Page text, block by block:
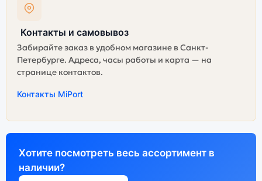
Контакты и самовывоз
Забирайте заказ в удобном магазине в Санкт-
Петербурге. Адреса, часы работы и карта — на
странице контактов.
Контакты MiPort
Хотите посмотреть весь ассортимент в
наличии?